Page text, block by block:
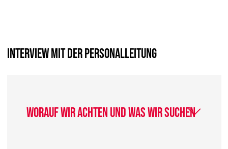
Interview mit der Personalleitung
Worauf wir achten und was wir suchen